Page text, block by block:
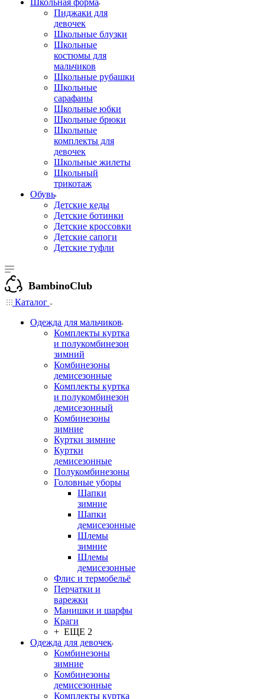
Школьная форма
Пиджаки для
девочек
Школьные блузки
Школьные
костюмы для
мальчиков
Школьные рубашки
Школьные
сарафаны
Школьные юбки
Школьные брюки
Школьные
комплекты для
девочек
Школьные жилеты
Школьный
трикотаж
Обувь
Детские кеды
Детские ботинки
Детские кроссовки
Детские сапоги
Детские туфли
BambinoClub
Каталог
Одежда для мальчиков
Комплекты куртка
и полукомбинезон
зимний
Комбинезоны
демисезонные
Комплекты куртка
и полукомбинезон
демисезонный
Комбинезоны
зимние
Куртки зимние
Куртки
демисезонные
Полукомбинезоны
Головные уборы
Шапки
зимние
Шапки
демисезонные
Шлемы
зимние
Шлемы
демисезонные
Флис и термобельё
Перчатки и
варежки
Манишки и шарфы
Краги
+ ЕЩЕ 2
Одежда для девочек
Комбинезоны
зимние
Комбинезоны
демисезонные
Комплекты куртка